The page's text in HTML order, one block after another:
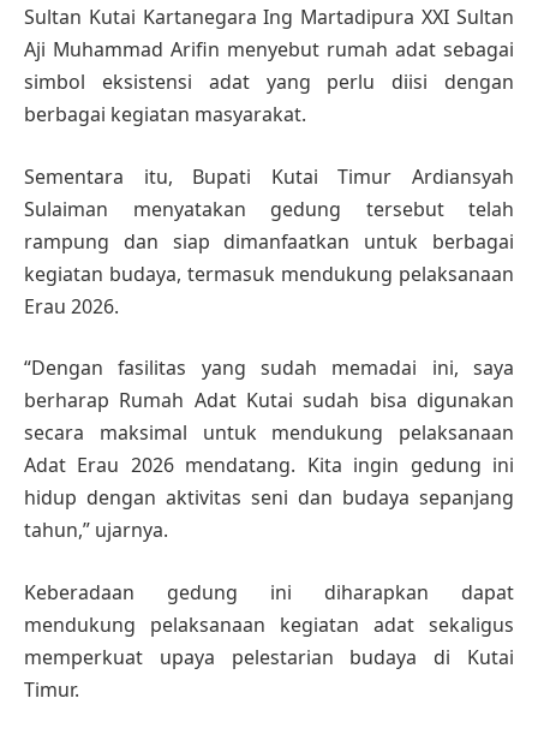
Sultan Kutai Kartanegara Ing Martadipura XXI Sultan
Aji Muhammad Arifin menyebut rumah adat sebagai
simbol eksistensi adat yang perlu diisi dengan
berbagai kegiatan masyarakat.
Sementara itu, Bupati Kutai Timur Ardiansyah
Sulaiman menyatakan gedung tersebut telah
rampung dan siap dimanfaatkan untuk berbagai
kegiatan budaya, termasuk mendukung pelaksanaan
Erau 2026.
“Dengan fasilitas yang sudah memadai ini, saya
berharap Rumah Adat Kutai sudah bisa digunakan
secara maksimal untuk mendukung pelaksanaan
Adat Erau 2026 mendatang. Kita ingin gedung ini
hidup dengan aktivitas seni dan budaya sepanjang
tahun,” ujarnya.
Keberadaan gedung ini diharapkan dapat
mendukung pelaksanaan kegiatan adat sekaligus
memperkuat upaya pelestarian budaya di Kutai
Timur.